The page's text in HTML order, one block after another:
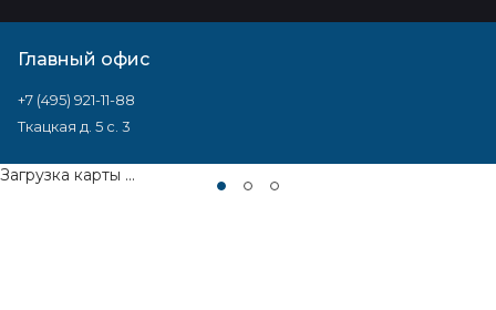
Главный офис
+7 (495) 921-11-88
Ткацкая д. 5 с. 3
Загрузка карты ...